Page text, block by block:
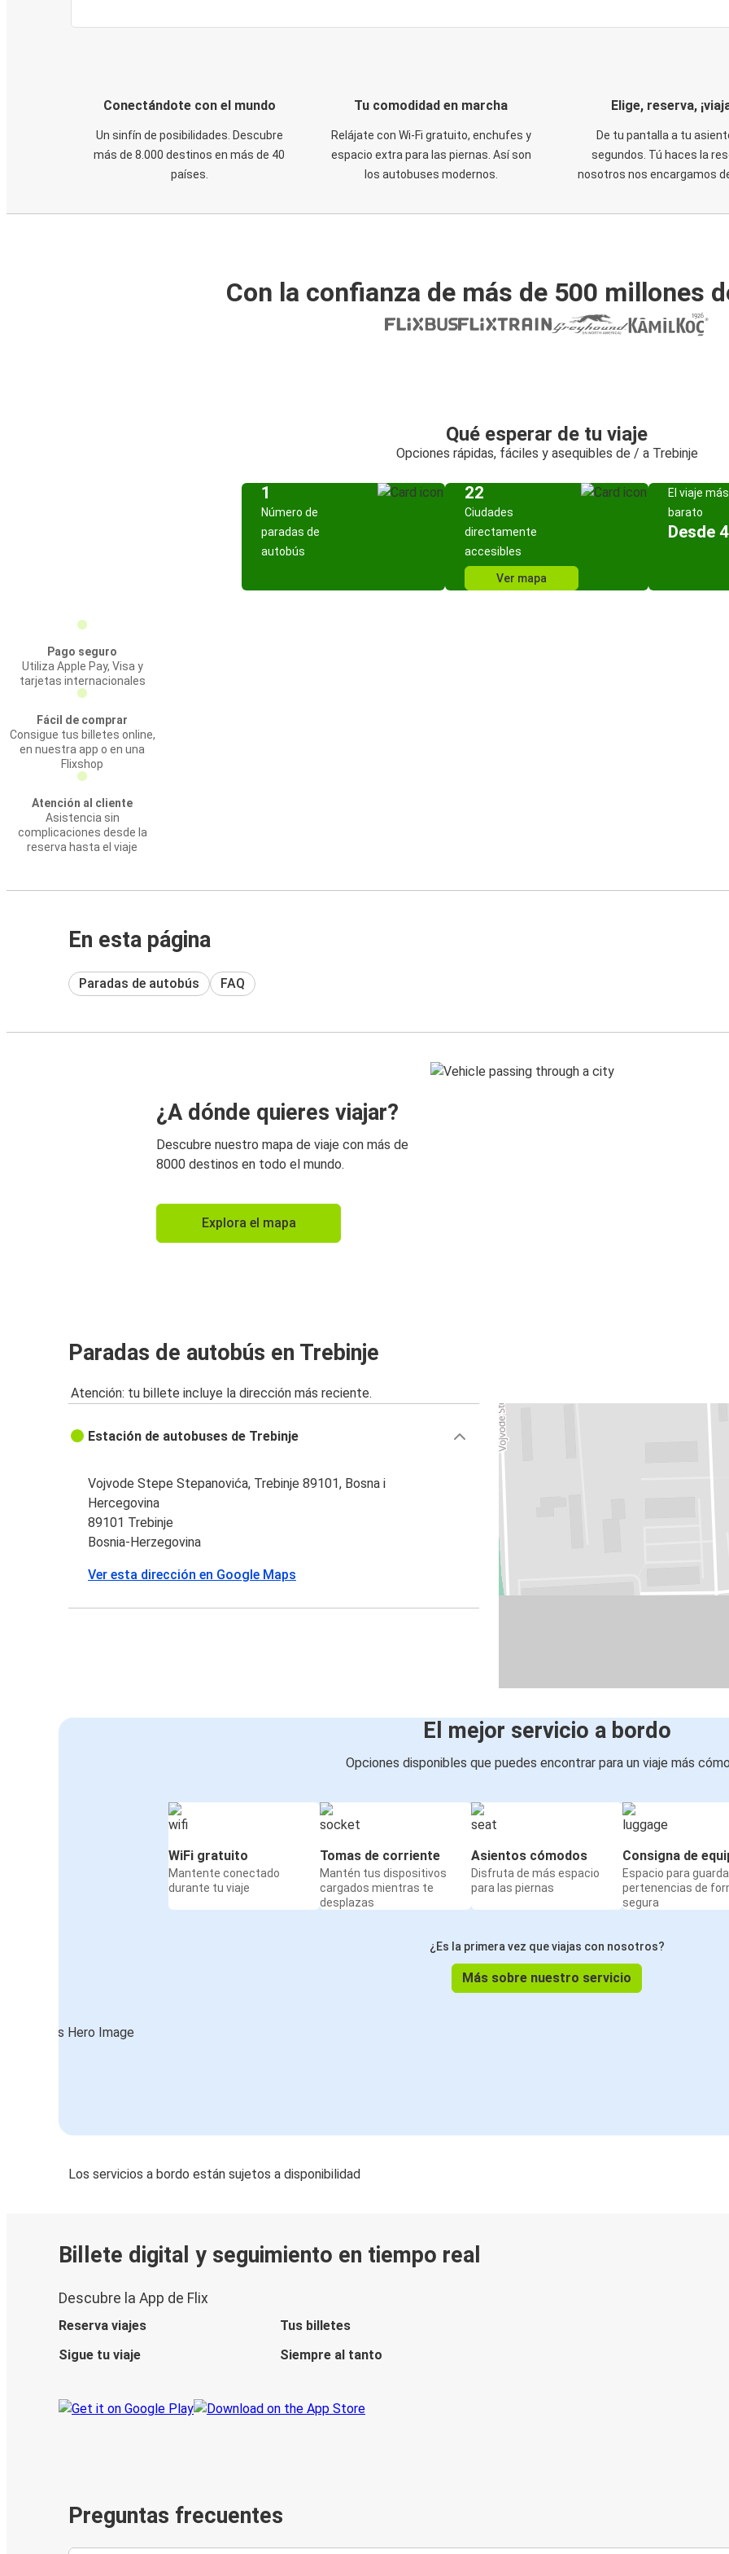
Conectándote con el mundo
Un sinfín de posibilidades. Descubre
más de 8.000 destinos en más de 40
países.
Tu comodidad en marcha
Relájate con Wi-Fi gratuito, enchufes y
espacio extra para las piernas. Así son
los autobuses modernos.
Elige, reserva,
De tu pantalla a tu
segundos. Tú haces la
nosotros nos encargamos
Con la confianza de más de 500 millones
Qué esperar de tu viaje
Opciones rápidas, fáciles y asequibles de / a Trebinje
1
Número de
paradas de
autobús
22
Ciudades
directamente
accesibles
Ver mapa
El viaje más
barato
Desde
Pago seguro
Utiliza Apple Pay, Visa y
tarjetas internacionales
Fácil de comprar
Consigue tus billetes online,
en nuestra app o en una
Flixshop
Atención al cliente
Asistencia sin
complicaciones desde la
reserva hasta el viaje
En esta página
Paradas de autobús FAQ
¿A dónde quieres viajar?
Descubre nuestro mapa de viaje con más de
8000 destinos en todo el mundo.
Explora el mapa
Paradas de autobús en Trebinje
Atención: tu billete incluye la dirección más reciente.
Estación de autobuses de Trebinje
Vojvode Stepe Stepanovića, Trebinje 89101, Bosna i
Hercegovina
89101 Trebinje
Bosnia-Herzegovina
Ver esta dirección en Google Maps
El mejor servicio a bordo
Opciones disponibles que puedes encontrar para un viaje más
WiFi gratuito
Mantente conectado
durante tu viaje
Tomas de corriente
Mantén tus dispositivos
cargados mientras te
desplazas
Asientos cómodos
Disfruta de más espacio
para las piernas
Consigna de
Espacio para
pertenencias de
segura
¿Es la primera vez que viajas con nosotros?
Más sobre nuestro servicio
Los servicios a bordo están sujetos a disponibilidad
Billete digital y seguimiento en tiempo real
Descubre la App de Flix
Reserva viajes
Tus billetes
Sigue tu viaje
Siempre al tanto
Preguntas frecuentes